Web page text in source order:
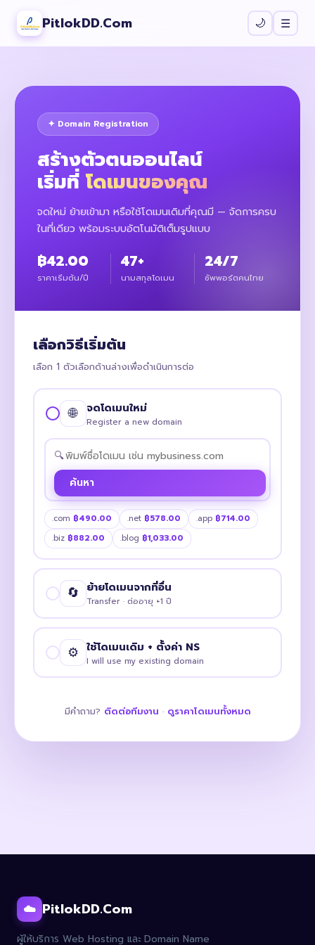
PitlokDD.Com 🌙 ☰
✦ Domain Registration
สร้างตัวตนออนไลน์
เริ่มที่ โดเมนของคุณ
จดใหม่ ย้ายเข้ามา หรือใช้โดเมนเดิมที่คุณมี — จัดการครบ
ในที่เดียว พร้อมระบบอัตโนมัติเต็มรูปแบบ
฿42.00
ราคาเริ่มต้น/ปี
47+
นามสกุลโดเมน
24/7
ซัพพอร์ตคนไทย
เลือกวิธีเริ่มต้น
เลือก 1 ตัวเลือกด้านล่างเพื่อดำเนินการต่อ
🌐 จดโดเมนใหม่
Register a new domain
🔍
ค้นหา
.com ฿490.00 .net ฿578.00 .app ฿714.00
.biz ฿882.00 .blog ฿1,033.00
🔄 ย้ายโดเมนจากที่อื่น
Transfer · ต่ออายุ +1 ปี
⚙️ ใช้โดเมนเดิม + ตั้งค่า NS
I will use my existing domain
มีคำถาม? ติดต่อทีมงาน · ดูราคาโดเมนทั้งหมด
☁️ PitlokDD.Com
ผู้ให้บริการ Web Hosting และ Domain Name